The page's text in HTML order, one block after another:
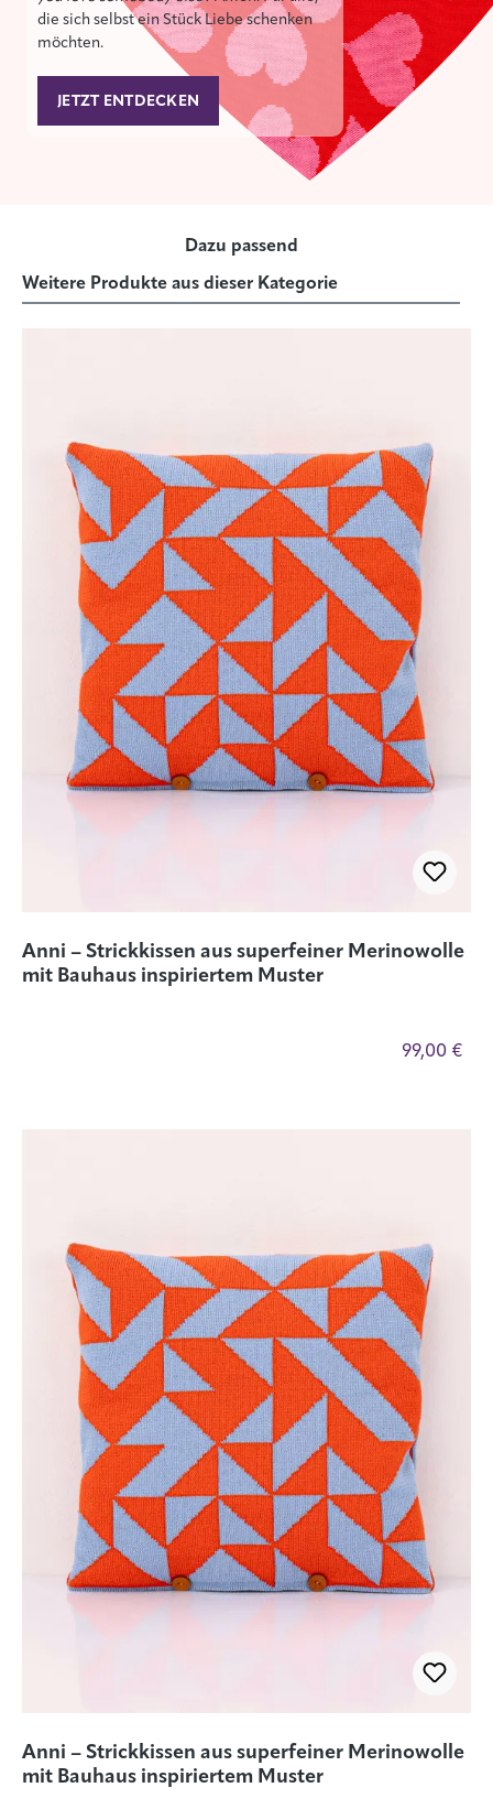
die sich selbst ein Stück Liebe schenken
möchten.
JETZT ENTDECKEN
Dazu passend
Weitere Produkte aus dieser Kategorie
Anni – Strickkissen aus superfeiner Merinowolle
mit Bauhaus inspiriertem Muster
99,00 €
Anni – Strickkissen aus superfeiner Merinowolle
mit Bauhaus inspiriertem Muster